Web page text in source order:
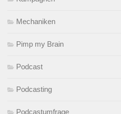
Mechaniken
Pimp my Brain
Podcast
Podcasting
Podcastumfrage